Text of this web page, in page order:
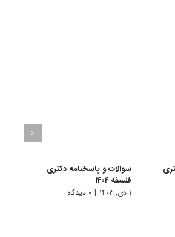
سوالات و پاسخنامه دکتری
فلسفه ۱۴۰۴
۱ دی, ۱۴۰۳ | ۰ دیدگاه